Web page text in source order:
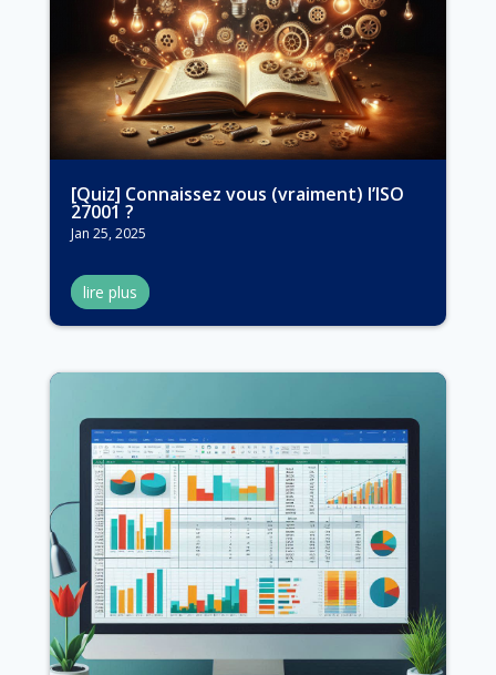
[Quiz] Connaissez vous (vraiment) l’ISO
27001 ?
Jan 25, 2025
lire plus
[INDISEC #04] Indicateurs – Gestion des
droits et des habilitations